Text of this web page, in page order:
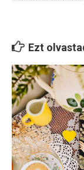
Ezt